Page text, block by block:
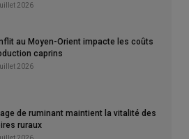
2026
au Moyen-Orient impacte les coûts
caprins
2026
de ruminant maintient la vitalité des
ruraux